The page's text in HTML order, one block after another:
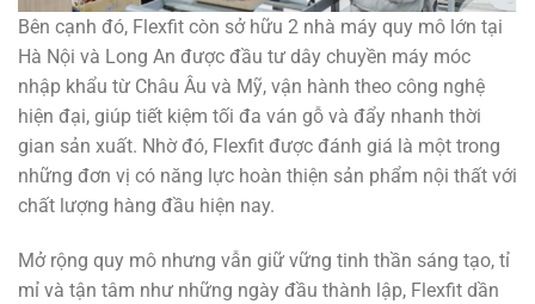
Bên cạnh đó, Flexfit còn sở hữu 2 nhà máy quy mô lớn tại
Hà Nội và Long An được đầu tư dây chuyền máy móc
nhập khẩu từ Châu Âu và Mỹ, vận hành theo công nghệ
hiện đại, giúp tiết kiệm tối đa ván gỗ và đẩy nhanh thời
gian sản xuất. Nhờ đó, Flexfit được đánh giá là một trong
những đơn vị có năng lực hoàn thiện sản phẩm nội thất với
chất lượng hàng đầu hiện nay.
Mở rộng quy mô nhưng vẫn giữ vững tinh thần sáng tạo, tỉ
mỉ và tận tâm như những ngày đầu thành lập, Flexfit dần